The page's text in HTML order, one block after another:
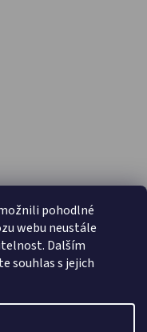
pohodlné
webu neustále
Dalším
souhlas s jejich